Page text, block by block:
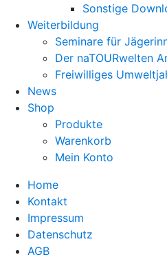
Sonstige
Weiterbildung
Seminare für
Der naTOURwelten
Freiwilliges
News
Shop
Produkte
Warenkorb
Mein Konto
Home
Kontakt
Impressum
Datenschutz
AGB